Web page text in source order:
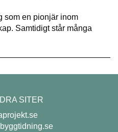
som en pionjär inom
Samtidigt står många
SITER